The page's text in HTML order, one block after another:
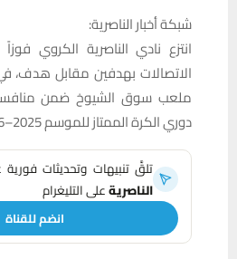
شبكة أخبار الناصرية:
انتزع نادي الناصرية الكروي
الاتصالات بهدفين مقابل هدف، في
ملعب سوق الشيوخ ضمن
دوري الكرة الممتاز للموسم 2025–2026.
تلقَّ تنبيهات وتحديثات فورية
الناصريةعلى التليغرام
انضم للقناة